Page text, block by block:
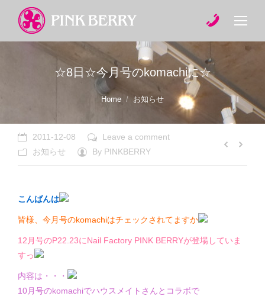
☆8日☆今月号のkomachiに☆
Home お知らせ
2011-12-08
Leave a comment
お知らせ
By PINKBERRY
こんばんは
皆様、今月号のkomachiはチェックされてますか
12月号のP22.23にNail Factory PINK BERRYが登場していま
すっ
内容は・・・
10月号のkomachiでハウスメイトさんとコラボで